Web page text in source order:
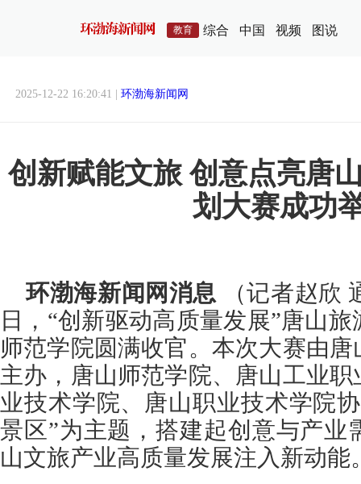
教育 综合 中国 视频 图说
2025-12-22 16:20:41 | 环渤海新闻网
创新赋能文旅 创意点亮唐
划大赛成功
环渤海新闻网消息 （记者赵欣
日，“创新驱动高质量发展”唐山
师范学院圆满收官。本次大赛由
主办，唐山师范学院、唐山工业
业技术学院、唐山职业技术学院
景区”为主题，搭建起创意与产业
山文旅产业高质量发展注入新动能